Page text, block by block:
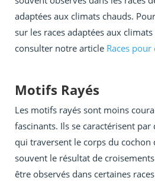
adaptées aux climats chauds.
sur les races adaptées aux
consulter notre article Races
Motifs Rayés
Les motifs rayés sont moins
fascinants. Ils se caractérisent
qui traversent le corps du cochon
souvent le résultat de
être observés dans certaines